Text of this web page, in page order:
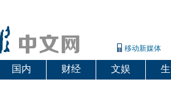
移动新媒体
国内 财经 文娱